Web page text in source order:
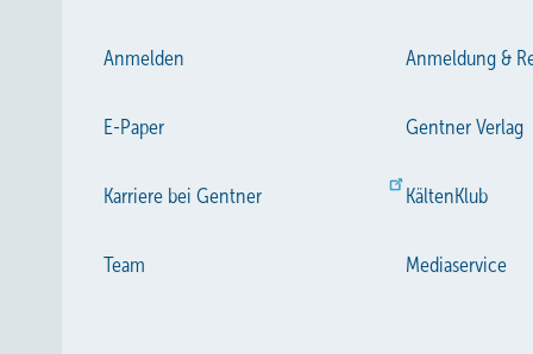
Anmelden Anmeldung &
E-Paper Gentner Verlag
Karriere bei Gentner KältenKlub
Team Mediaservice